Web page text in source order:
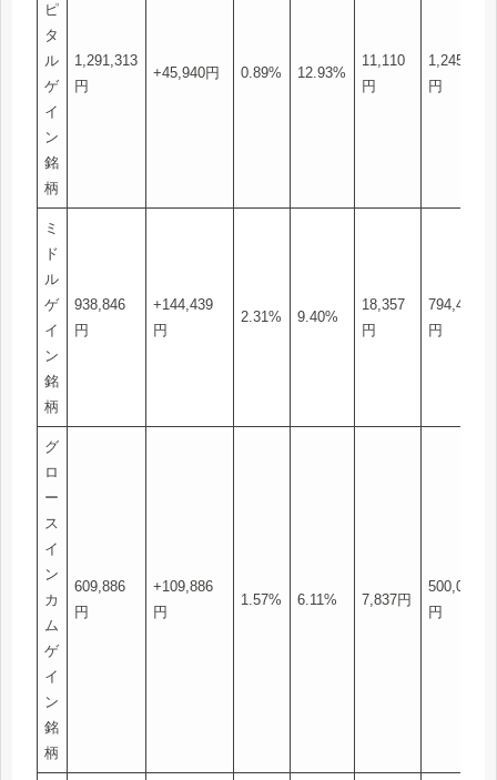
ピ
タ
ル
ゲ
イ
ン
銘
柄
1,291,313
円
+45,940円 0.89% 12.93%
11,110
円
1,245,373
円
ミ
ド
ル
ゲ
イ
ン
銘
柄
938,846
円
+144,439
円
2.31% 9.40%
18,357
円
794,407
円
グ
ロ
ー
ス
イ
ン
カ
ム
ゲ
イ
ン
銘
柄
609,886
円
+109,886
円
1.57% 6.11% 7,837円
500,000
円